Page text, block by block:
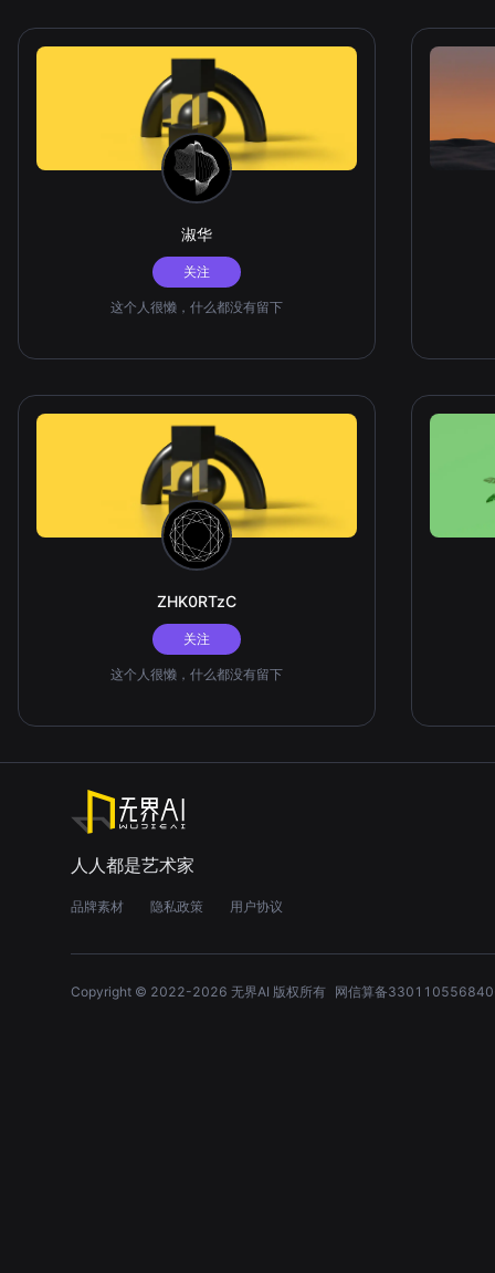
淑华
关注
这个人很懒，什么都没有留下
ZHK0RTzC
关注
这个人很懒，什么都没有留下
人人都是艺术家
品牌素材 隐私政策 用户协议
Copyright © 2022-2026 无界AI 版权所有 网信算备